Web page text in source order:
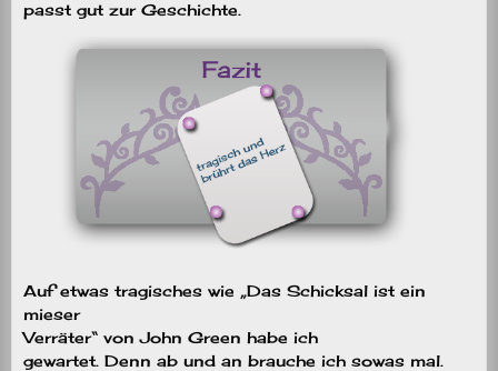
passt gut zur Geschichte.
Auf etwas tragisches wie „Das Schicksal ist ein
mieser
Verräter“ von John Green habe ich
gewartet. Denn ab und an brauche ich sowas mal.